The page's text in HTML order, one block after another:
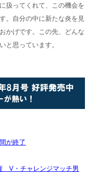
扱ってくれて、この機会を
。自分の中に新たな炎を見
かげです。この先、どんな
と思っています。
が終了
V・チャレンジマッチ男